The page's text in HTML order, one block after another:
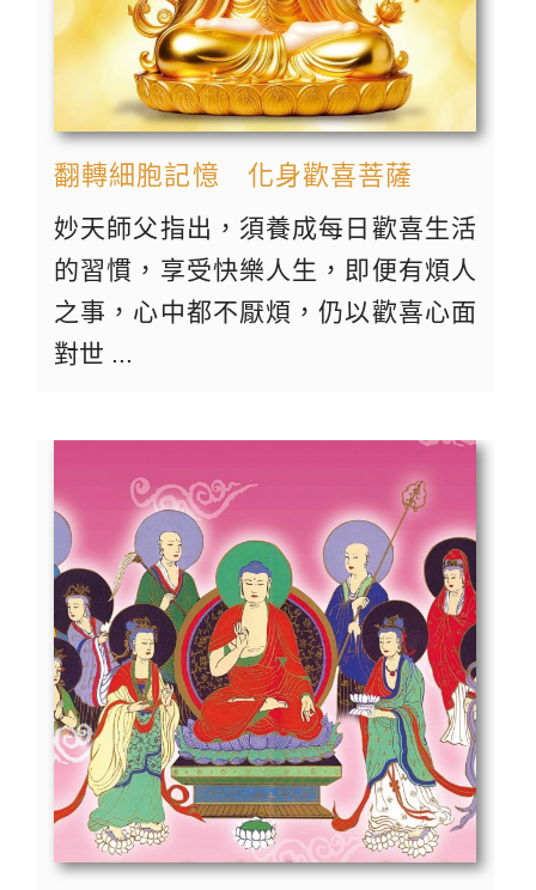
翻轉細胞記憶 化身歡喜菩薩
妙天師父指出，須養成每日歡喜生活
的習慣，享受快樂人生，即便有煩人
之事，心中都不厭煩，仍以歡喜心面
對世 ...